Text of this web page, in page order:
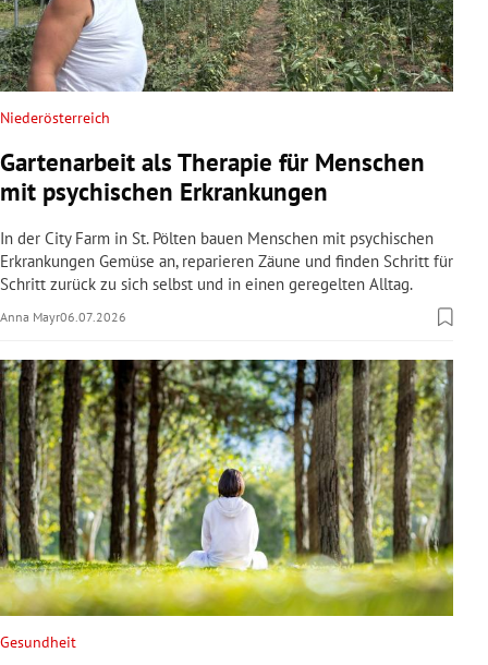
Niederösterreich
Gartenarbeit als Therapie für Menschen
mit psychischen Erkrankungen
In der City Farm in St. Pölten bauen Menschen mit psychischen
Erkrankungen Gemüse an, reparieren Zäune und finden Schritt für
Schritt zurück zu sich selbst und in einen geregelten Alltag.
Anna Mayr06.07.2026
Gesundheit